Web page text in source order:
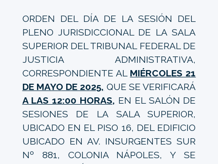
ORDEN DEL DÍA DE LA SESIÓN DEL
PLENO JURISDICCIONAL DE LA SALA
SUPERIOR DEL TRIBUNAL FEDERAL DE
JUSTICIA ADMINISTRATIVA,
CORRESPONDIENTE AL MIÉRCOLES 21
DE MAYO DE 2025, QUE SE VERIFICARÁ
A LAS 12:00 HORAS, EN EL SALÓN DE
SESIONES DE LA SALA SUPERIOR,
UBICADO EN EL PISO 16, DEL EDIFICIO
UBICADO EN AV. INSURGENTES SUR
Nº 881, COLONIA NÁPOLES, Y SE